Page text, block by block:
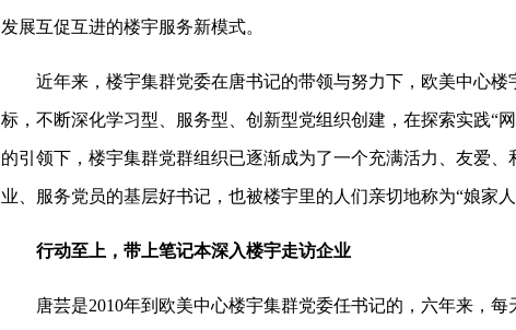
发展互促互进的楼宇服务新模式。
近年来，楼宇集群党委在唐书记的带领与努力下，欧美中心楼
标，不断深化学习型、服务型、创新型党组织创建，在探索实践“
的引领下，楼宇集群党群组织已逐渐成为了一个充满活力、友爱、
业、服务党员的基层好书记，也被楼宇里的人们亲切地称为“娘家人
行动至上，带上笔记本深入楼宇走访企业
唐芸是2010年到欧美中心楼宇集群党委任书记的，六年来，每